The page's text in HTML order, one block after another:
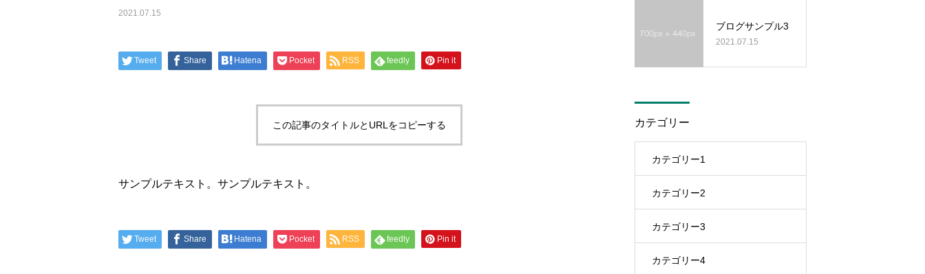
2021.07.15
Tweet Share Hatena Pocket RSS feedly Pin it
この記事のタイトルとURLをコピーする
サンプルテキスト。サンプルテキスト。
Tweet Share Hatena Pocket RSS feedly Pin it
ブログサンプル3
2021.07.15
カテゴリー
カテゴリー1
カテゴリー2
カテゴリー3
カテゴリー4